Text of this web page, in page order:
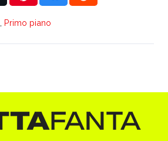
Primo piano